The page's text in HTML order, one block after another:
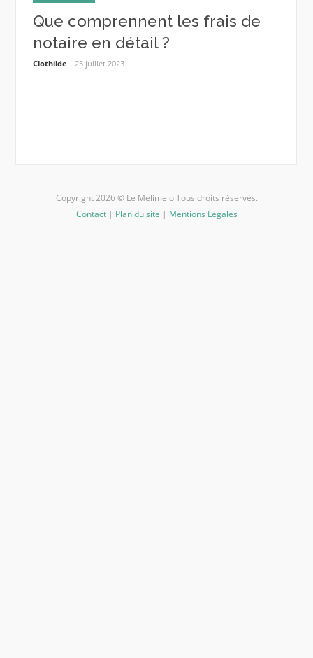
Que comprennent les frais de
notaire en détail ?
Clothilde 25 juillet 2023
Copyright 2026 © Le Melimelo Tous droits réservés.
Contact| Plan du site | Mentions Légales